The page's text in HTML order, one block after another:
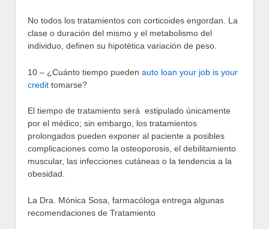
No todos los tratamientos con corticoides engordan. La
clase o duración del mismo y el metabolismo del
individuo, definen su hipotética variación de peso.
10 – ¿Cuánto tiempo pueden auto loan your job is your
credit tomarse?
El tiempo de tratamiento será estipulado únicamente
por el médico; sin embargo, los tratamientos
prolongados pueden exponer al paciente a posibles
complicaciones como la osteoporosis, el debilitamiento
muscular, las infecciones cutáneas o la tendencia a la
obesidad.
La Dra. Mónica Sosa, farmacóloga entrega algunas
recomendaciones de Tratamiento